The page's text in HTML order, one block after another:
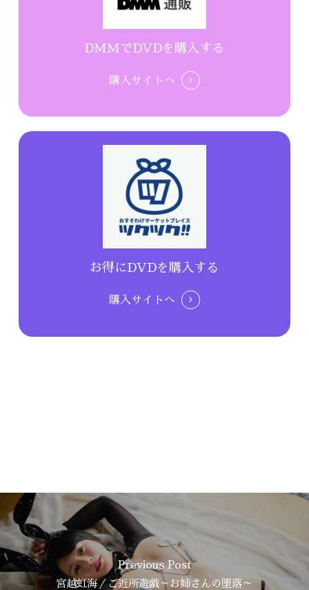
DMMでDVDを購入する
購入サイトへ
お得にDVDを購入する
購入サイトへ
Previous Post
宮越虹海／ご近所遊戯～お姉さんの堕落～